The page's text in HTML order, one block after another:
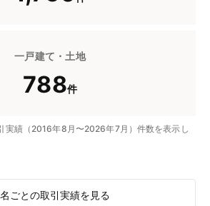
一戸建て・土地
788件
実績（2016年8月〜2026年7月）件数を表示し
ごとの取引実績を見る